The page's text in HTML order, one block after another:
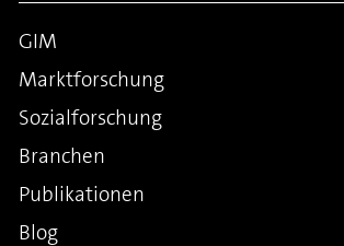
GIM
Marktforschung
Sozialforschung
Branchen
Publikationen
Blog